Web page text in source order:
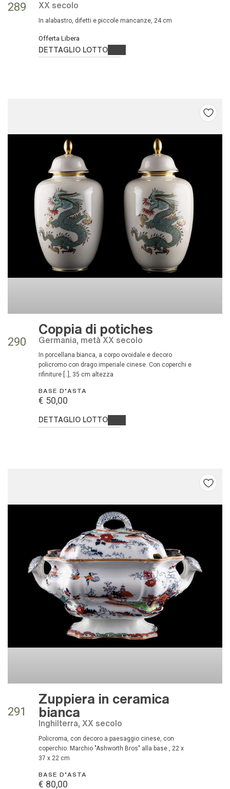
289 XX secolo
In alabastro, difetti e piccole mancanze, 24 cm
Offerta Libera
DETTAGLIO LOTTO
290
Coppia di potiches
Germania, metà XX secolo
policromo con drago imperiale cinese. Con coperchi e
rifiniture [..], 35 cm altezza
BASE D'ASTA
€ 50,00
DETTAGLIO LOTTO
291
Zuppiera in ceramica
bianca
Inghilterra, XX secolo
policroma, con decoro a paesaggio cinese, con
coperchio. Marchio "Ashworth Bros" alla base., 22 x
37 x 22 cm
BASE D'ASTA
€ 80,00